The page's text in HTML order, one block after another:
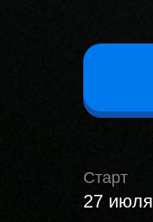
Старт
27 июля